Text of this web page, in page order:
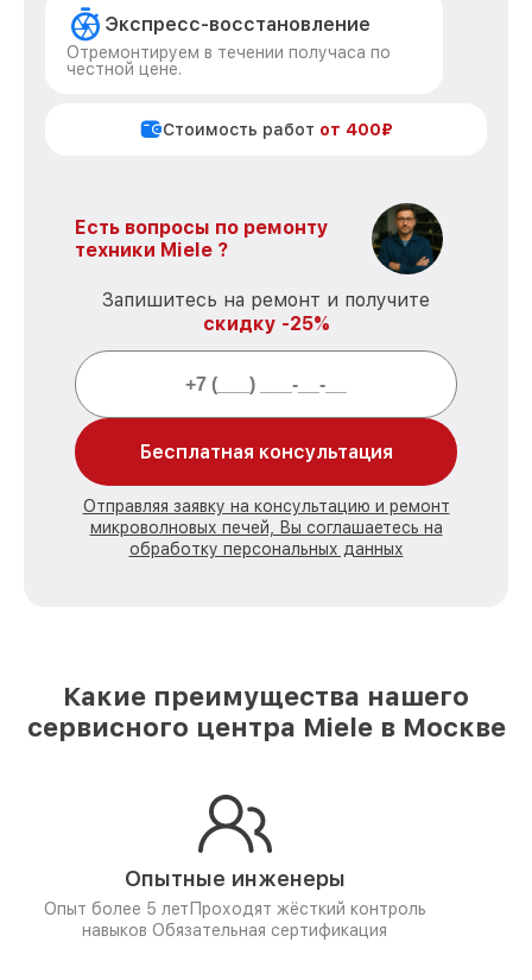
Экспресс-восстановление
Отремонтируем в течении получаса по
честной цене.
Стоимость работ от 400₽
Есть вопросы по ремонту
техники Miele ?
Запишитесь на ремонт и получите
скидку -25%
Бесплатная консультация
Отправляя заявку на консультацию и ремонт
микроволновых печей, Вы соглашаетесь на
обработку персональных данных
Какие преимущества нашего
сервисного центра Miele в Москве
Опытные инженеры
Опыт более 5 лет Проходят жёсткий контроль
навыков Обязательная сертификация